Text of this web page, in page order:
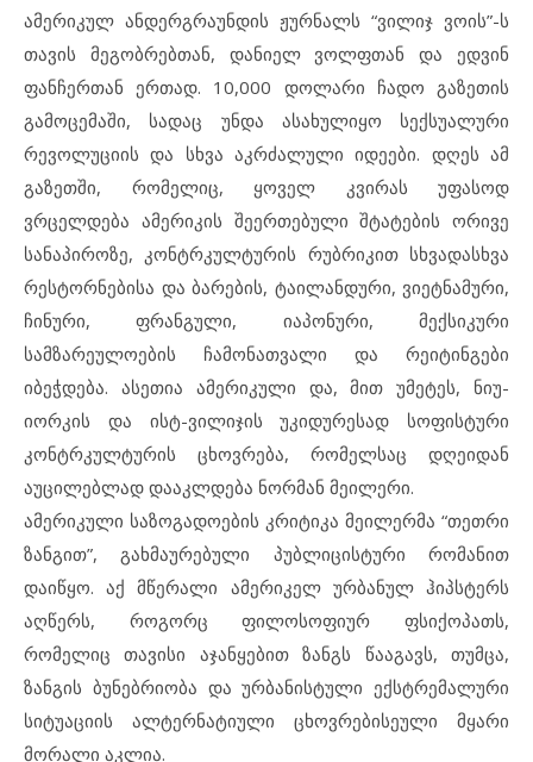
ამერიკულ ანდერგრაუნდის ჟურნალს “ვილიჯ ვოის”-ს
თავის მეგობრებთან, დანიელ ვოლფთან და ედვინ
ფანჩერთან ერთად. 10,000 დოლარი ჩადო გაზეთის
გამოცემაში, სადაც უნდა ასახულიყო სექსუალური
რევოლუციის და სხვა აკრძალული იდეები. დღეს ამ
გაზეთში, რომელიც, ყოველ კვირას უფასოდ
ვრცელდება ამერიკის შეერთებული შტატების ორივე
სანაპიროზე, კონტრკულტურის რუბრიკით სხვადასხვა
რესტორნებისა და ბარების, ტაილანდური, ვიეტნამური,
ჩინური, ფრანგული, იაპონური, მექსიკური
სამზარეულოების ჩამონათვალი და რეიტინგები
იბეჭდება. ასეთია ამერიკული და, მით უმეტეს, ნიუ-
იორკის და ისტ-ვილიჯის უკიდურესად სოფისტური
კონტრკულტურის ცხოვრება, რომელსაც დღეიდან
აუცილებლად დააკლდება ნორმან მეილერი.
ამერიკული საზოგადოების კრიტიკა მეილერმა “თეთრი
ზანგით”, გახმაურებული პუბლიცისტური რომანით
დაიწყო. აქ მწერალი ამერიკელ ურბანულ ჰიპსტერს
აღწერს, როგორც ფილოსოფიურ ფსიქოპათს,
რომელიც თავისი აჯანყებით ზანგს წააგავს, თუმცა,
ზანგის ბუნებრიობა და ურბანისტული ექსტრემალური
სიტუაციის ალტერნატიული ცხოვრებისეული მყარი
მორალი აკლია.